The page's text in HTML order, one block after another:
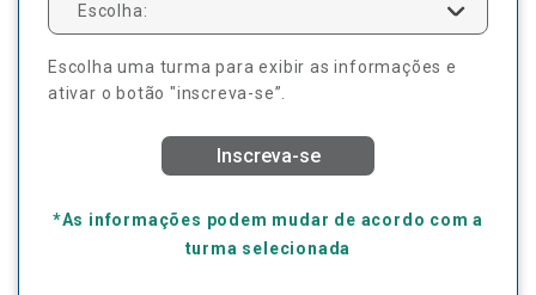
Escolha:
Escolha uma turma para exibir as informações e
ativar o botão "inscreva-se”.
Inscreva-se
*As informações podem mudar de acordo com a
turma selecionada